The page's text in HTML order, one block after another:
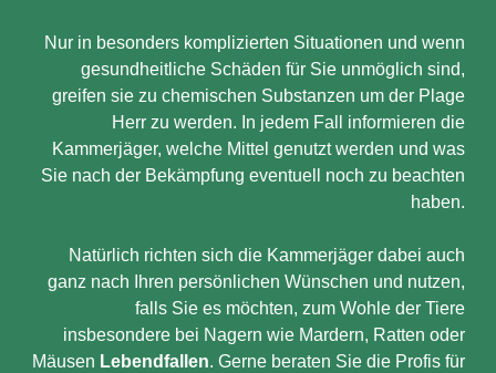
Nur in besonders komplizierten Situationen und wenn
gesundheitliche Schäden für Sie unmöglich sind,
greifen sie zu chemischen Substanzen um der Plage
Herr zu werden. In jedem Fall informieren die
Kammerjäger, welche Mittel genutzt werden und was
Sie nach der Bekämpfung eventuell noch zu beachten
haben.
Natürlich richten sich die Kammerjäger dabei auch
ganz nach Ihren persönlichen Wünschen und nutzen,
falls Sie es möchten, zum Wohle der Tiere
insbesondere bei Nagern wie Mardern, Ratten oder
Mäusen Lebendfallen. Gerne beraten Sie die Profis für